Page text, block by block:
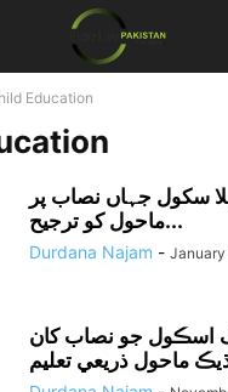
Education
سکول جہاں نصاب پر
ماحول کو ترجیح...
Durdana Najam - January
اسڪول جو نصاب کان